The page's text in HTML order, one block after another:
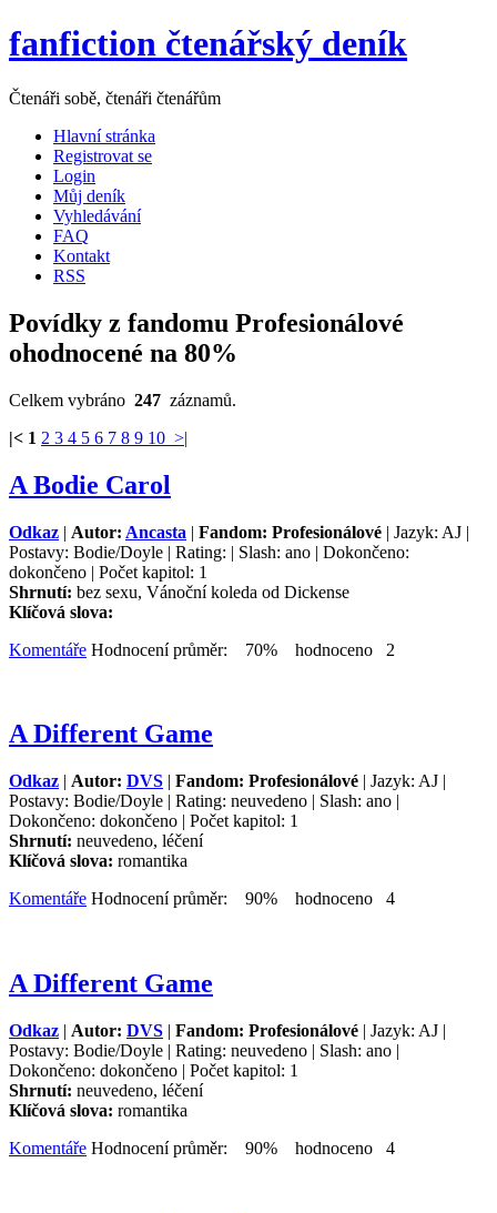
fanfiction čtenářský deník
Čtenáři sobě, čtenáři čtenářům
Hlavní stránka
Registrovat se
Login
Můj deník
Vyhledávání
FAQ
Kontakt
RSS
Povídky z fandomu Profesionálové
ohodnocené na 80%
Celkem vybráno 247 záznamů.
|< 1 2 3 4 5 6 7 8 9 10 >|
A Bodie Carol
Odkaz | Autor: Ancasta | Fandom: Profesionálové | Jazyk: AJ |
Postavy: Bodie/Doyle | Rating: | Slash: ano | Dokončeno:
dokončeno | Počet kapitol: 1
Shrnutí: bez sexu, Vánoční koleda od Dickense
Klíčová slova:
Komentáře Hodnocení průměr: 70% hodnoceno 2
A Different Game
Odkaz | Autor: DVS | Fandom: Profesionálové | Jazyk: AJ |
Postavy: Bodie/Doyle | Rating: neuvedeno | Slash: ano |
Dokončeno: dokončeno | Počet kapitol: 1
Shrnutí: neuvedeno, léčení
Klíčová slova: romantika
Komentáře Hodnocení průměr: 90% hodnoceno 4
A Different Game
Odkaz | Autor: DVS | Fandom: Profesionálové | Jazyk: AJ |
Postavy: Bodie/Doyle | Rating: neuvedeno | Slash: ano |
Dokončeno: dokončeno | Počet kapitol: 1
Shrnutí: neuvedeno, léčení
Klíčová slova: romantika
Komentáře Hodnocení průměr: 90% hodnoceno 4